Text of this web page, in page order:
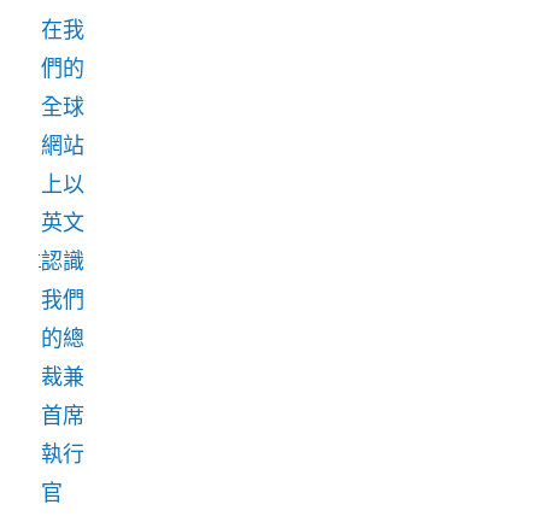
日擔
任
Atlas
Copco
Group
總裁
兼首
席執
行
官。
他是
我們
旅程
在我
們的
全球
網站
上以
英文
認識
我們
的總
裁兼
首席
執行
官